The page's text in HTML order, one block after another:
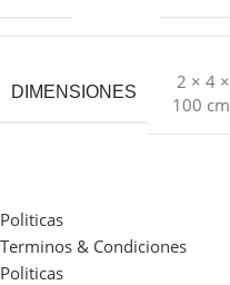
DIMENSIONES
2 × 4 ×
100 cm
Politicas
Terminos & Condiciones
Politicas